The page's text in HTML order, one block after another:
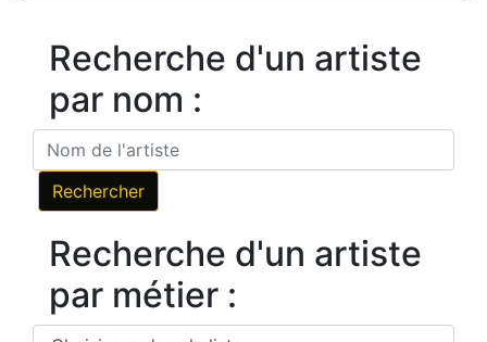
Recherche d'un artiste
par nom :
Recherche d'un artiste
par métier :